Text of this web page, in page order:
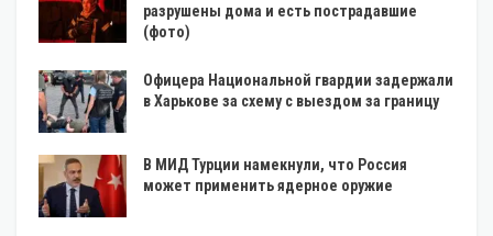
разрушены дома и есть пострадавшие
(фото)
Офицера Национальной гвардии задержали
в Харькове за схему с выездом за границу
В МИД Турции намекнули, что Россия
может применить ядерное оружие